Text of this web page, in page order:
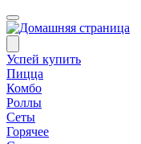
Успей купить
Пицца
Комбо
Роллы
Сеты
Горячее